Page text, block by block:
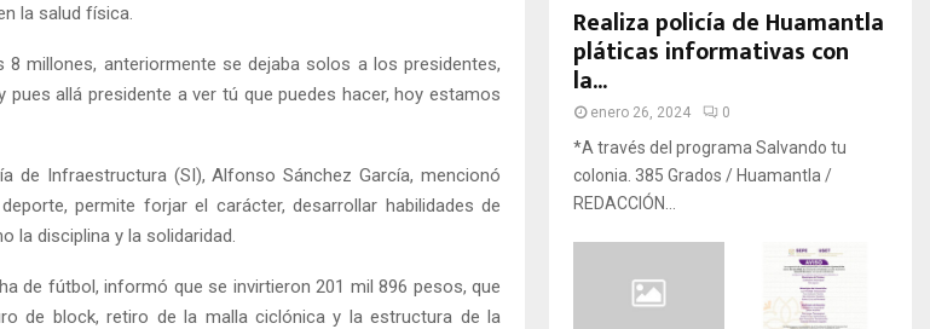
la salud física.
8 millones, anteriormente se dejaba solos a los presidentes,
pues allá presidente a ver tú que puedes hacer, hoy estamos
de Infraestructura (SI), Alfonso Sánchez García, mencionó
permite forjar el carácter, desarrollar habilidades de
la disciplina y la solidaridad.
de fútbol, informó que se invirtieron 201 mil 896 pesos, que
de block, retiro de la malla ciclónica y la estructura de la
Realiza policía de Huamantla
pláticas informativas con
la...
enero 26, 2024 0
*A través del programa Salvando tu
colonia. 385 Grados / Huamantla /
REDACCIÓN...